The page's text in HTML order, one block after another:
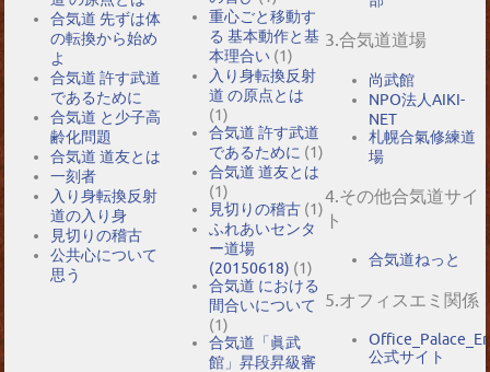
合気道 先ずは体
の転換から始め
よ
合気道 許す武道
であるために
合気道 と少子高
齢化問題
合気道 道友とは
一刻者
入り身転換反射
道の入り身
見切りの稽古
公共心について
思う
重心ごと移動す
る 基本動作と基
本理合い (1)
入り身転換反射
道 の原点とは
(1)
合気道 許す武道
であるために (1)
合気道 道友とは
(1)
見切りの稽古 (1)
ふれあいセンタ
ー道場
(20150618) (1)
合気道 における
間合いについて
(1)
合気道「眞武
館」昇段昇級審
3.合気道道場
尚武館
NPO法人AIKI-
NET
札幌合氣修練道
場
4.その他合気道サイ
ト
合気道ねっと
5.オフィスエミ関係
公式サイト